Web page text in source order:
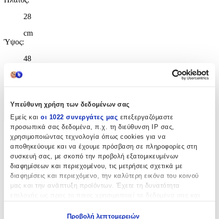
Υπεύθυνη χρήση των δεδομένων σας
Εμείς και οι 1022 συνεργάτες μας επεξεργαζόμαστε
προσωπικά σας δεδομένα, π.χ. τη διεύθυνση IP σας,
χρησιμοποιώντας τεχνολογία όπως cookies για να
αποθηκεύουμε και να έχουμε πρόσβαση σε πληροφορίες στη
συσκευή σας, με σκοπό την προβολή εξατομικευμένων
διαφημίσεων και περιεχομένου, τις μετρήσεις σχετικά με
διαφημίσεις και περιεχόμενο, την καλύτερη εικόνα του κοινού
μας και την ανάπτυξη προϊόντων. Έχετε τη δυνατότητα
Προβολή λεπτομερειών
28
cm
Ύψος:
48
Χαρακτηριστικά
+
Χαρακτηριστικά
Κατασκευαστής :
No Fear